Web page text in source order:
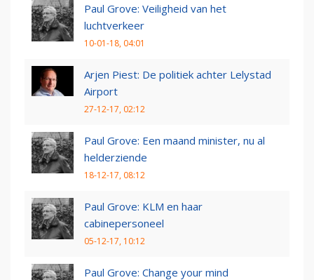
Paul Grove: Veiligheid van het
luchtverkeer
10-01-18, 04:01
Arjen Piest: De politiek achter Lelystad
Airport
27-12-17, 02:12
Paul Grove: Een maand minister, nu al
helderziende
18-12-17, 08:12
Paul Grove: KLM en haar
cabinepersoneel
05-12-17, 10:12
Paul Grove: Change your mind